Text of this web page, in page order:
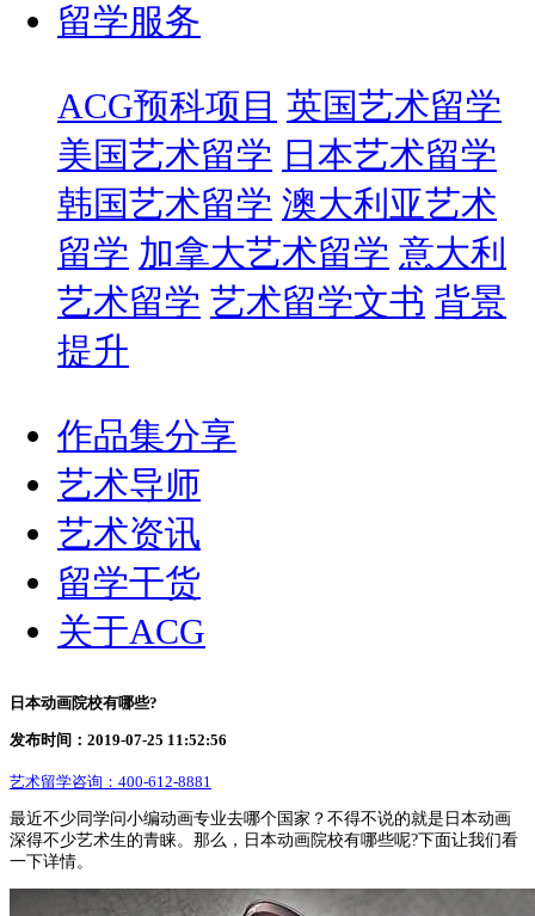
留学服务
ACG预科项目 英国艺术留学
美国艺术留学 日本艺术留学
韩国艺术留学 澳大利亚艺术
留学 加拿大艺术留学 意大利
艺术留学 艺术留学文书 背景
提升
作品集分享
艺术导师
艺术资讯
留学干货
关于ACG
日本动画院校有哪些?
发布时间：2019-07-25 11:52:56
艺术留学咨询： 400-612-8881
最近不少同学问小编动画专业去哪个国家？不得不说的就是日本动画
深得不少艺术生的青睐。那么，日本动画院校有哪些呢?下面让我们看
一下详情。